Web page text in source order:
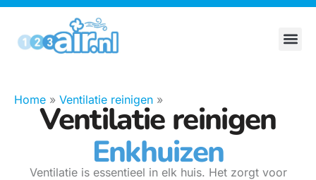
Home » Ventilatie reinigen »
Ventilatie reinigen
Enkhuizen
Ventilatie is essentieel in elk huis. Het zorgt voor